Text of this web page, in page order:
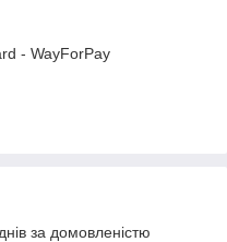
- WayForPay
за домовленістю